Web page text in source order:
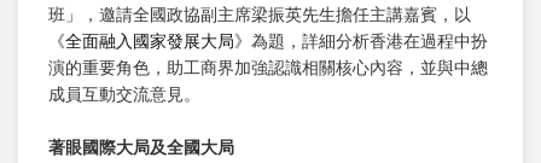
班」，邀請全國政協副主席梁振英先生擔任主講嘉賓，以
《全面融入國家發展大局》為題，詳細分析香港在過程中扮
演的重要角色，助工商界加強認識相關核心內容，並與中總
成員互動交流意見。
著眼國際大局及全國大局